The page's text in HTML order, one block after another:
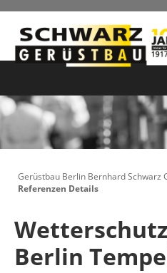
Gerüstbau Berlin Bernhard Schwarz
Referenzen Details
Berlin